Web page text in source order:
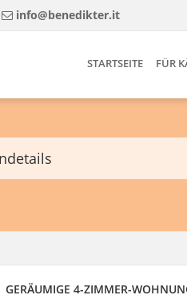
info@benedikter.it
STARTSEITE FÜR
GERÄUMIGE 4-ZIMMER-